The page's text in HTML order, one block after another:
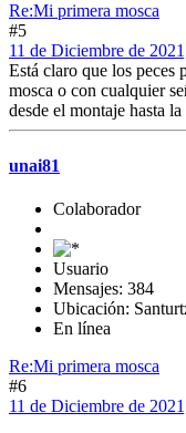
Re:Mi primera mosca
#5
11 de Diciembre de
Está claro que los peces
mosca o con cualquier
desde el montaje hasta
unai81
Colaborador
Usuario
Mensajes: 384
Ubicación:
En línea
Re:Mi primera mosca
#6
11 de Diciembre de